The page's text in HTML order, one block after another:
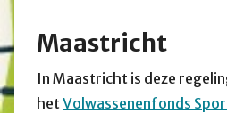
Maastricht
In Maastricht is deze
het Volwassenenfonds